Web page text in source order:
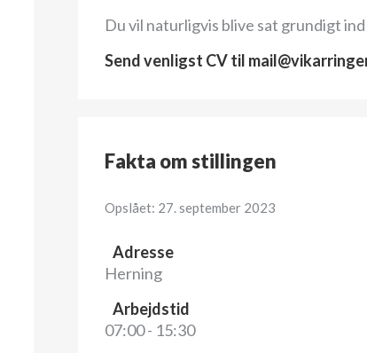
Du vil naturligvis blive sat grundigt
Send venligst CV til
Fakta om stillingen
Opslået: 27. september 2023
Adresse
Herning
Arbejdstid
07:00 - 15:30